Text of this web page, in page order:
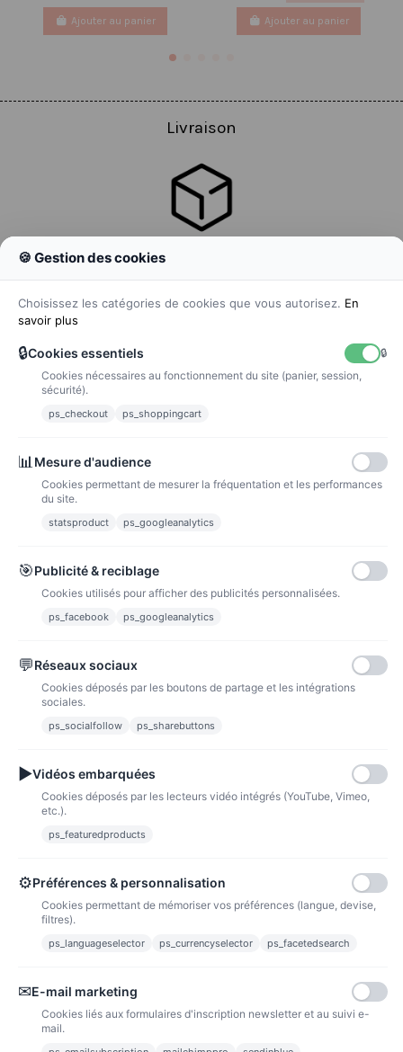
Ajouter au panier Ajouter au panier
Livraison
La poste
Paiements sécurisés via paypal et paypal 4 fois sans frais
Fidélité
bons de réductions.
Liens utiles
Notre société
🍪 Gestion des cookies
Choisissez les catégories de cookies que vous autorisez. En
savoir plus
🔒Cookies essentiels
🔒
Cookies nécessaires au fonctionnement du site (panier, session,
sécurité).
ps_checkout ps_shoppingcart
📊 Mesure d'audience
Cookies permettant de mesurer la fréquentation et les performances
du site.
statsproduct ps_googleanalytics
🎯Publicité & reciblage
Cookies utilisés pour afficher des publicités personnalisées.
ps_facebook ps_googleanalytics
💬Réseaux sociaux
Cookies déposés par les boutons de partage et les intégrations
sociales.
ps_socialfollow ps_sharebuttons
▶Vidéos embarquées
Cookies déposés par les lecteurs vidéo intégrés (YouTube, Vimeo,
etc.).
ps_featuredproducts
⚙Préférences & personnalisation
Cookies permettant de mémoriser vos préférences (langue, devise,
filtres).
ps_languageselector ps_currencyselector ps_facetedsearch
✉E-mail marketing
Cookies liés aux formulaires d'inscription newsletter et au suivi e-
mail.